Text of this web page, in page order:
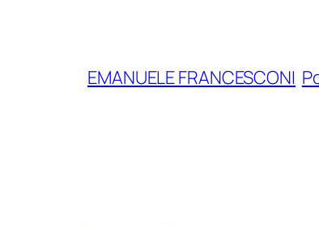
EMANUELE FRANCESCONI